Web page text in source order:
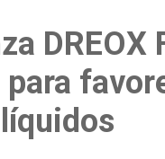
DREOX